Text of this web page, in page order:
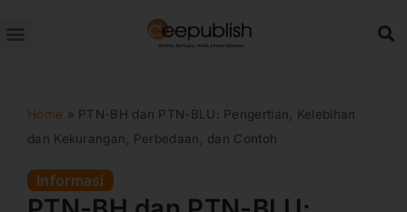
ke
Home » PTN-BH dan PTN-BLU: Pengertian, Kelebihan
dan Kekurangan, Perbedaan, dan Contoh
Informasi